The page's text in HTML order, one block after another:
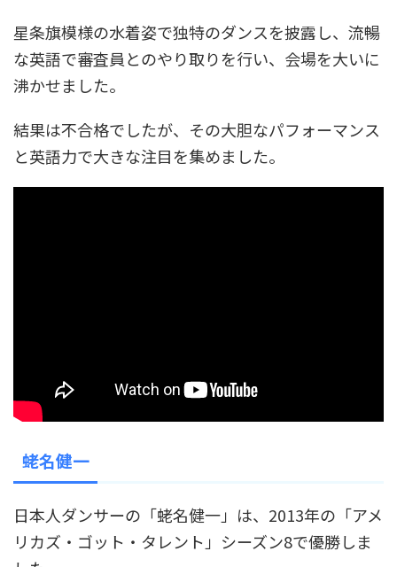
星条旗模様の水着姿で独特のダンスを披露し、流暢
な英語で審査員とのやり取りを行い、会場を大いに
沸かせました。
結果は不合格でしたが、その大胆なパフォーマンス
と英語力で大きな注目を集めました。
蛯名健一
日本人ダンサーの「蛯名健一」は、2013年の「アメ
リカズ・ゴット・タレント」シーズン8で優勝しま